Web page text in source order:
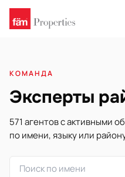
КОМАНДА
Эксперты
571 агентов с активными
по имени, языку или